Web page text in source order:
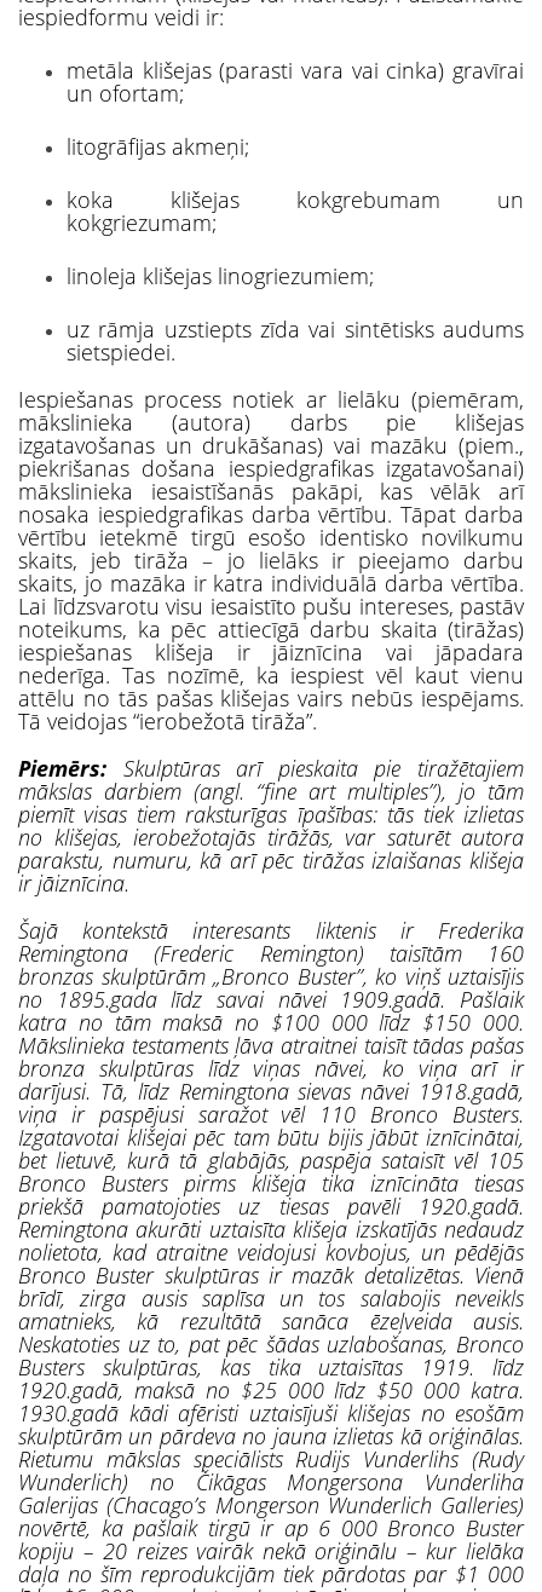
iespiedformu veidi ir:
metāla klišejas (parasti vara vai cinka) gravīrai
un ofortam;
litogrāfijas akmeņi;
koka klišejas kokgrebumam un
kokgriezumam;
linoleja klišejas linogriezumiem;
uz rāmja uzstiepts zīda vai sintētisks audums
sietspiedei.
Iespiešanas process notiek ar lielāku (piemēram,
mākslinieka (autora) darbs pie klišejas
izgatavošanas un drukāšanas) vai mazāku (piem.,
piekrišanas došana iespiedgrafikas izgatavošanai)
mākslinieka iesaistīšanās pakāpi, kas vēlāk arī
nosaka iespiedgrafikas darba vērtību. Tāpat darba
vērtību ietekmē tirgū esošo identisko novilkumu
skaits, jeb tirāža – jo lielāks ir pieejamo darbu
skaits, jo mazāka ir katra individuālā darba vērtība.
Lai līdzsvarotu visu iesaistīto pušu intereses, pastāv
noteikums, ka pēc attiecīgā darbu skaita (tirāžas)
iespiešanas klišeja ir jāiznīcina vai jāpadara
nederīga. Tas nozīmē, ka iespiest vēl kaut vienu
attēlu no tās pašas klišejas vairs nebūs iespējams.
Tā veidojas “ierobežotā tirāža”.
Piemērs: Skulptūras arī pieskaita pie tiražētajiem
mākslas darbiem (angl. “fine art multiples”), jo tām
piemīt visas tiem raksturīgas īpašības: tās tiek izlietas
no klišejas, ierobežotajās tirāžās, var saturēt autora
parakstu, numuru, kā arī pēc tirāžas izlaišanas klišeja
ir jāiznīcina.
Šajā kontekstā interesants liktenis ir Frederika
Remingtona (Frederic Remington) taisītām 160
bronzas skulptūrām „Bronco Buster”, ko viņš uztaisījis
no 1895.gada līdz savai nāvei 1909.gadā. Pašlaik
katra no tām maksā no $100 000 līdz $150 000.
Mākslinieka testaments ļāva atraitnei taisīt tādas pašas
bronza skulptūras līdz viņas nāvei, ko viņa arī ir
darījusi. Tā, līdz Remingtona sievas nāvei 1918.gadā,
viņa ir paspējusi saražot vēl 110 Bronco Busters.
Izgatavotai klišejai pēc tam būtu bijis jābūt iznīcinātai,
bet lietuvē, kurā tā glabājās, paspēja sataisīt vēl 105
Bronco Busters pirms klišeja tika iznīcināta tiesas
priekšā pamatojoties uz tiesas pavēli 1920.gadā.
Remingtona akurāti uztaisīta klišeja izskatījās nedaudz
nolietota, kad atraitne veidojusi kovbojus, un pēdējās
Bronco Buster skulptūras ir mazāk detalizētas. Vienā
brīdī, zirga ausis saplīsa un tos salabojis neveikls
amatnieks, kā rezultātā sanāca ēzeļveida ausis.
Neskatoties uz to, pat pēc šādas uzlabošanas, Bronco
Busters skulptūras, kas tika uztaisītas 1919. līdz
1920.gadā, maksā no $25 000 līdz $50 000 katra.
1930.gadā kādi afēristi uztaisījuši klišejas no esošām
skulptūrām un pārdeva no jauna izlietas kā oriģinālas.
Rietumu mākslas speciālists Rudijs Vunderlihs (Rudy
Wunderlich) no Čikāgas Mongersona Vunderliha
Galerijas (Chacago’s Mongerson Wunderlich Galleries)
novērtē, ka pašlaik tirgū ir ap 6 000 Bronco Buster
kopiju – 20 reizes vairāk nekā oriģinālu – kur lielāka
daļa no šīm reprodukcijām tiek pārdotas par $1 000